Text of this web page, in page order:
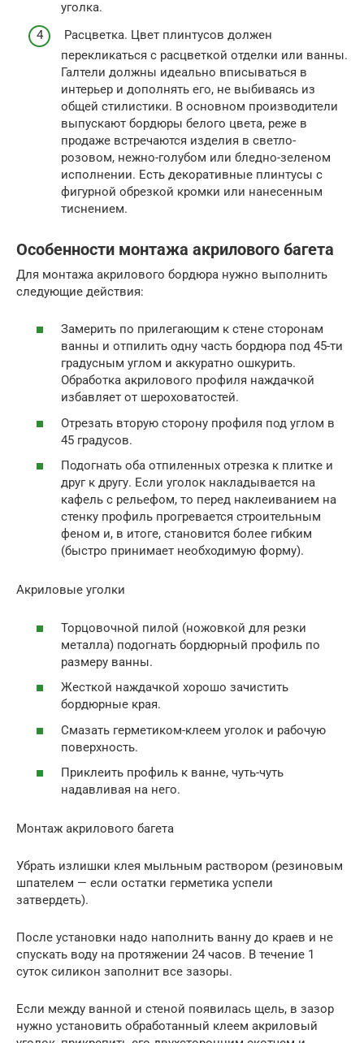
уголка.
Расцветка. Цвет плинтусов должен
перекликаться с расцветкой отделки или ванны.
Галтели должны идеально вписываться в
интерьер и дополнять его, не выбиваясь из
общей стилистики. В основном производители
выпускают бордюры белого цвета, реже в
продаже встречаются изделия в светло-
розовом, нежно-голубом или бледно-зеленом
исполнении. Есть декоративные плинтусы с
фигурной обрезкой кромки или нанесенным
тиснением.
Особенности монтажа акрилового багета
Для монтажа акрилового бордюра нужно выполнить
следующие действия:
Замерить по прилегающим к стене сторонам
ванны и отпилить одну часть бордюра под 45-ти
градусным углом и аккуратно ошкурить.
Обработка акрилового профиля наждачкой
избавляет от шероховатостей.
Отрезать вторую сторону профиля под углом в
45 градусов.
Подогнать оба отпиленных отрезка к плитке и
друг к другу. Если уголок накладывается на
кафель с рельефом, то перед наклеиванием на
стенку профиль прогревается строительным
феном и, в итоге, становится более гибким
(быстро принимает необходимую форму).
Акриловые уголки
Торцовочной пилой (ножовкой для резки
металла) подогнать бордюрный профиль по
размеру ванны.
Жесткой наждачкой хорошо зачистить
бордюрные края.
Смазать герметиком-клеем уголок и рабочую
поверхность.
Приклеить профиль к ванне, чуть-чуть
надавливая на него.
Монтаж акрилового багета
Убрать излишки клея мыльным раствором (резиновым
шпателем — если остатки герметика успели
затвердеть).
После установки надо наполнить ванну до краев и не
спускать воду на протяжении 24 часов. В течение 1
суток силикон заполнит все зазоры.
Если между ванной и стеной появилась щель, в зазор
нужно установить обработанный клеем акриловый